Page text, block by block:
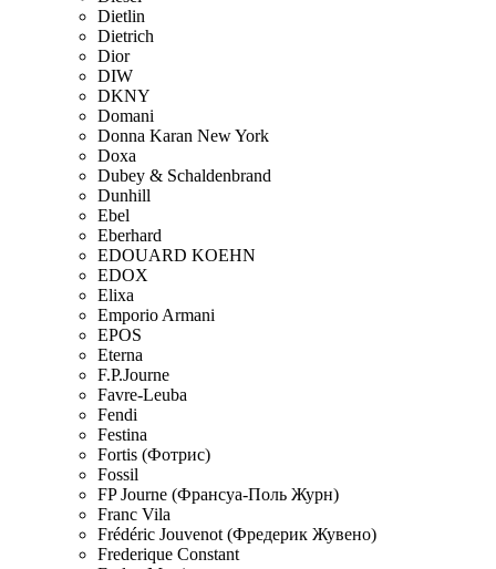
Dietlin
Dietrich
Dior
DIW
DKNY
Domani
Donna Karan New York
Doxa
Dubey & Schaldenbrand
Dunhill
Ebel
Eberhard
EDOUARD KOEHN
EDOX
Elixa
Emporio Armani
EPOS
Eterna
F.P.Journe
Favre-Leuba
Fendi
Festina
Fortis (Фотрис)
Fossil
FP Journe (Франсуа-Поль Журн)
Franc Vila
Frédéric Jouvenot (Фредерик Жувено)
Frederique Constant